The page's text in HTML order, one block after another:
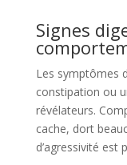
Signes
Les symptômes
constipation ou
révélateurs.
cache, dort
d’agressivité est